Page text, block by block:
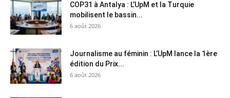
COP31 à Antalya : L’UpM et la Turquie
mobilisent le bassin...
6 août 2026
Journalisme au féminin : L’UpM lance la 1ère
édition du Prix...
6 août 2026